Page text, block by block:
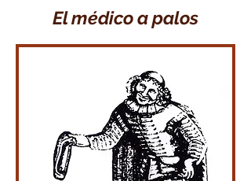
El médico a palos